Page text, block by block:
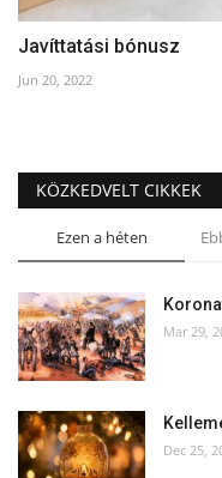
Javíttatási bónusz
Jun 20, 2022
KÖZKEDVELT CIKKEK
Ezen a héten
Mar 29,
Dec 25,